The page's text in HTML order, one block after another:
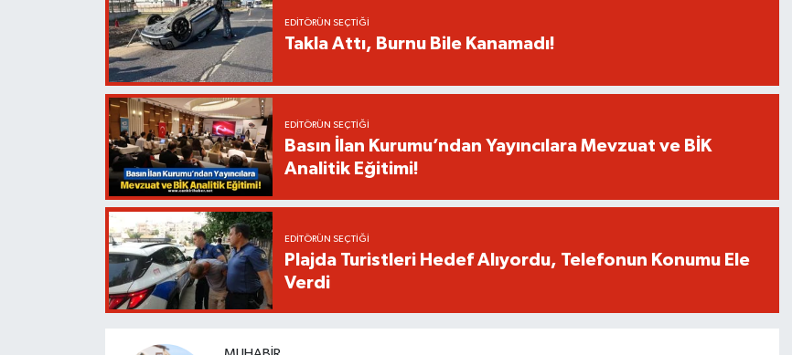
EDITÖRÜN SEÇTIĞI
Takla Attı, Burnu Bile Kanamadı!
EDITÖRÜN SEÇTIĞI
Basın İlan Kurumu’ndan Yayıncılara Mevzuat ve BİK
Analitik Eğitimi!
EDITÖRÜN SEÇTIĞI
Plajda Turistleri Hedef Alıyordu, Telefonun Konumu Ele
Verdi